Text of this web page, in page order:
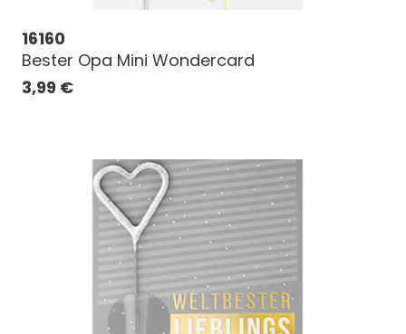
16160
Bester Opa Mini Wondercard
3,99 €